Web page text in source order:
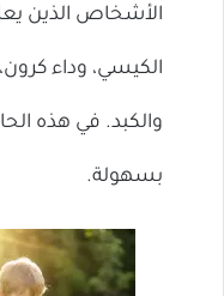
الأشخاص الذين
الكيسي، وداء
والكبد. في هذه
بسهولة.